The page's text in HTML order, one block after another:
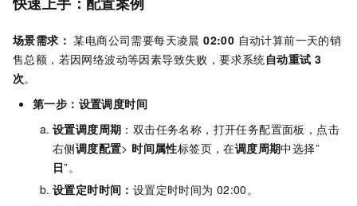
场景需求： 某电商公司需要每天凌晨02:00 自动计算前一天的销
售总额，若因网络波动等因素导致失败，要求系统自动重试 3
次。
第一步：设置调度时间
设置调度周期 ：双击任务名称，打开任务配置面板，点击
右侧调度配置> 时间属性标签页，在调度周期中选择”
日”。
设置定时时间： 设置定时时间为 02:00。